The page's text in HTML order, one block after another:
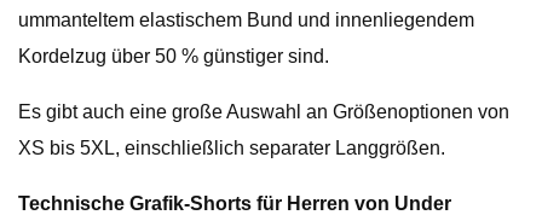
ummanteltem elastischem Bund und innenliegendem
Kordelzug über 50 % günstiger sind.
Es gibt auch eine große Auswahl an Größenoptionen von
XS bis 5XL, einschließlich separater Langgrößen.
Technische Grafik-Shorts für Herren von Under